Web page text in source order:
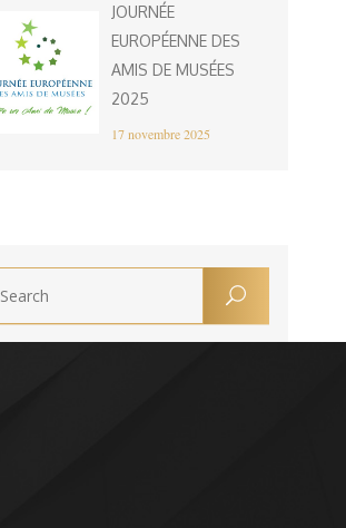
JOURNÉE
EUROPÉENNE DES
AMIS DE MUSÉES
2025
17 novembre 2025